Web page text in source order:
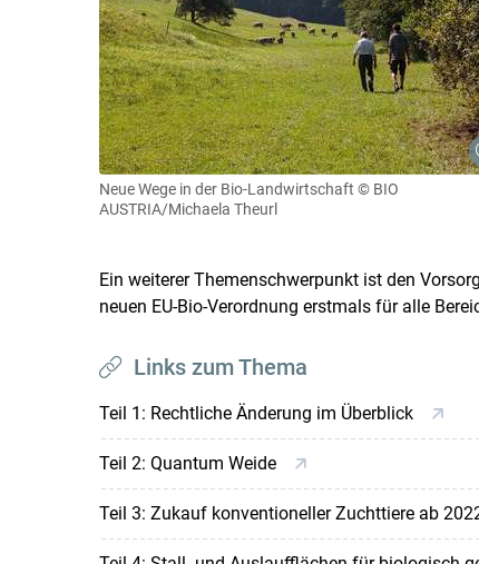
Neue Wege in der Bio-Landwirtschaft © BIO
AUSTRIA/Michaela Theurl
Ein weiterer Themenschwerpunkt ist den
neuen EU-Bio-Verordnung erstmals für alle
Links zum Thema
Teil 1: Rechtliche Änderung im Überblick
Teil 2: Quantum Weide
Teil 3: Zukauf konventioneller Zuchttiere ab